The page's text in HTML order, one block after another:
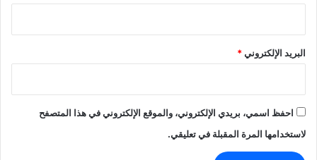
البريد الإلكتروني*
احفظ اسمي، بريدي الإلكتروني، والموقع الإلكتروني في هذا المتصفح
لاستخدامها المرة المقبلة في تعليقي.